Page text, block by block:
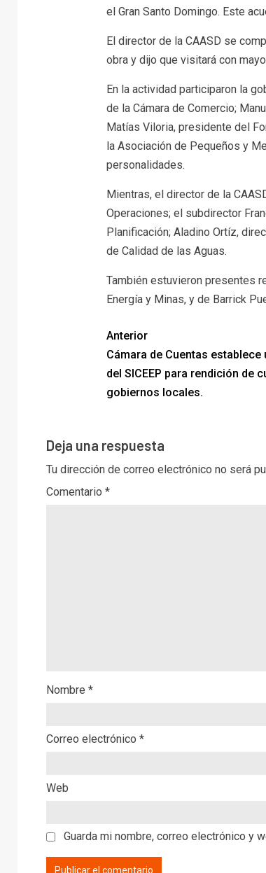
el Gran Santo Domingo. Este
El director de la CAASD se
obra y dijo que visitará con
En la actividad participaron la
de la Cámara de Comercio;
Matías Viloria, presidente del
la Asociación de Pequeños y
personalidades.
Mientras, el director de la
Operaciones; el subdirector
Planificación; Aladino Ortíz,
de Calidad de las Aguas.
También estuvieron presentes
Energía y Minas, y de Barrick
Anterior
Cámara de Cuentas
del SICEEP para rendición de
gobiernos locales.
Deja una respuesta
Tu dirección de correo electrónico no será
Comentario *
Nombre *
Correo electrónico *
Web
Guarda mi nombre, correo electrónico y